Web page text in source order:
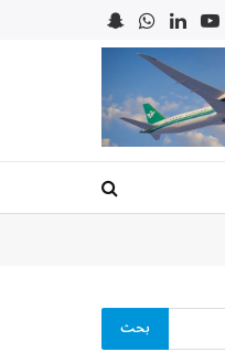
يوتيوبلينكدإنواتسابSnapchat